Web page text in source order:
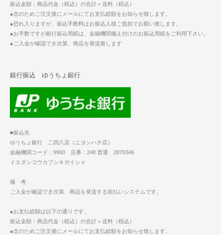
振込金額：商品代金（税込）の合計＋送料（税込）
●念のためご注文後にメールにてお支払総額をお知らせ致します。
●恐れ入りますが、振込手数料はお振込人様ご負担でお願い致します。
●お手数ですが銀行振込用紙は、金融機関備え付けのお振込用紙をご利用下さい。
●ご入金が確認でき次第、商品を発送致します
銀行振込 ゆうちょ銀行
■振込先
ゆうちょ銀行 二四八店（ニヨンハチ店）
金融機関コード：9900 店番：248 普通 2870346
イエダシコウカブシキガイシャ
備 考
ご入金が確認でき次第、商品を発送する前払いシステムです。
●お支払総額は以下の通りです。
振込金額：商品代金（税込）の合計＋送料（税込）
●念のためご注文後にメールにてお支払総額をお知らせ致します。